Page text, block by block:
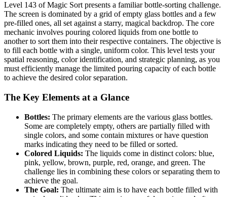
Level 143 of Magic Sort presents a familiar bottle-sorting challenge.
The screen is dominated by a grid of empty glass bottles and a few
pre-filled ones, all set against a starry, magical backdrop. The core
mechanic involves pouring colored liquids from one bottle to
another to sort them into their respective containers. The objective is
to fill each bottle with a single, uniform color. This level tests your
spatial reasoning, color identification, and strategic planning, as you
must efficiently manage the limited pouring capacity of each bottle
to achieve the desired color separation.
The Key Elements at a Glance
Bottles: The primary elements are the various glass bottles.
Some are completely empty, others are partially filled with
single colors, and some contain mixtures or have question
marks indicating they need to be filled or sorted.
Colored Liquids: The liquids come in distinct colors: blue,
pink, yellow, brown, purple, red, orange, and green. The
challenge lies in combining these colors or separating them to
achieve the goal.
The Goal: The ultimate aim is to have each bottle filled with